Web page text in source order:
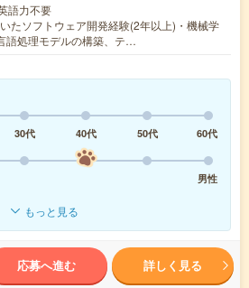
語力不要
たソフトウェア開発経験(2年以上)・機械学
語処理モデルの構築、テ…
30代 40代 50代
60代
男性
もっと見る
応募へ進む 詳しく見る